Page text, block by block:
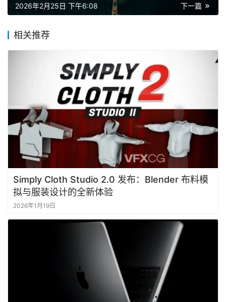
下一篇
2026年2月25日 下午6:08
相关推荐
Simply Cloth Studio 2.0 发布：Blender 布料模
拟与服装设计的全新体验
2026年1月19日